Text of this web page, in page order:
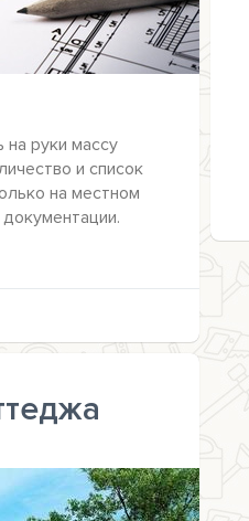
руки массу
и список
на местном